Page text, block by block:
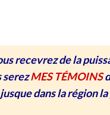
recevrez de la
serezMES TÉMOINS
dans la région